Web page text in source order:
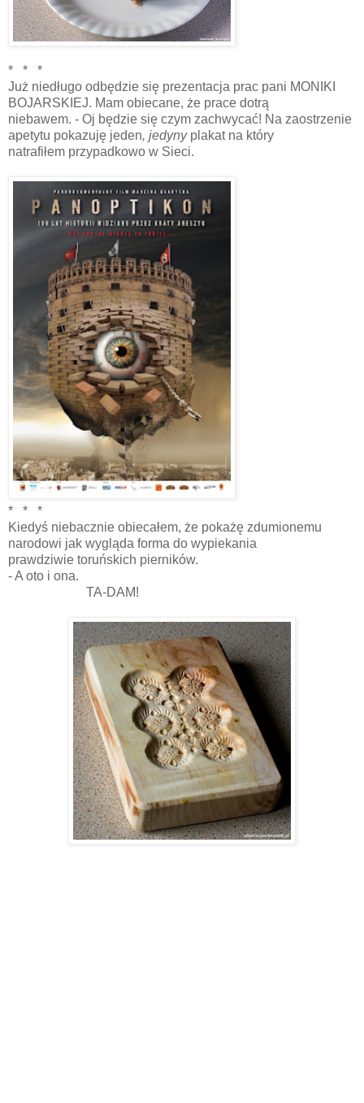
* * *
Już niedługo odbędzie się prezentacja prac pani MONIKI
BOJARSKIEJ. Mam obiecane, że prace dotrą
niebawem. - Oj będzie się czym zachwycać! Na zaostrzenie
apetytu pokazuję jeden, jedynyplakat na który
natrafiłem przypadkowo w Sieci.
* * *
Kiedyś niebacznie obiecałem, że pokażę zdumionemu
narodowi jak wygląda forma do wypiekania
prawdziwie toruńskich pierników.
- A oto i ona.
TA-DAM!